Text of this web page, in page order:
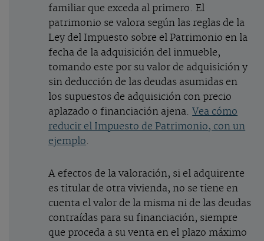
familiar que exceda al primero. El
patrimonio se valora según las reglas de la
Ley del Impuesto sobre el Patrimonio en la
fecha de la adquisición del inmueble,
tomando este por su valor de adquisición y
sin deducción de las deudas asumidas en
los supuestos de adquisición con precio
aplazado o financiación ajena.Vea cómo
reducir el Impuesto de Patrimonio, con un
ejemplo.
A efectos de la valoración, si el adquirente
es titular de otra vivienda, no se tiene en
cuenta el valor de la misma ni de las deudas
contraídas para su financiación, siempre
que proceda a su venta en el plazo máximo